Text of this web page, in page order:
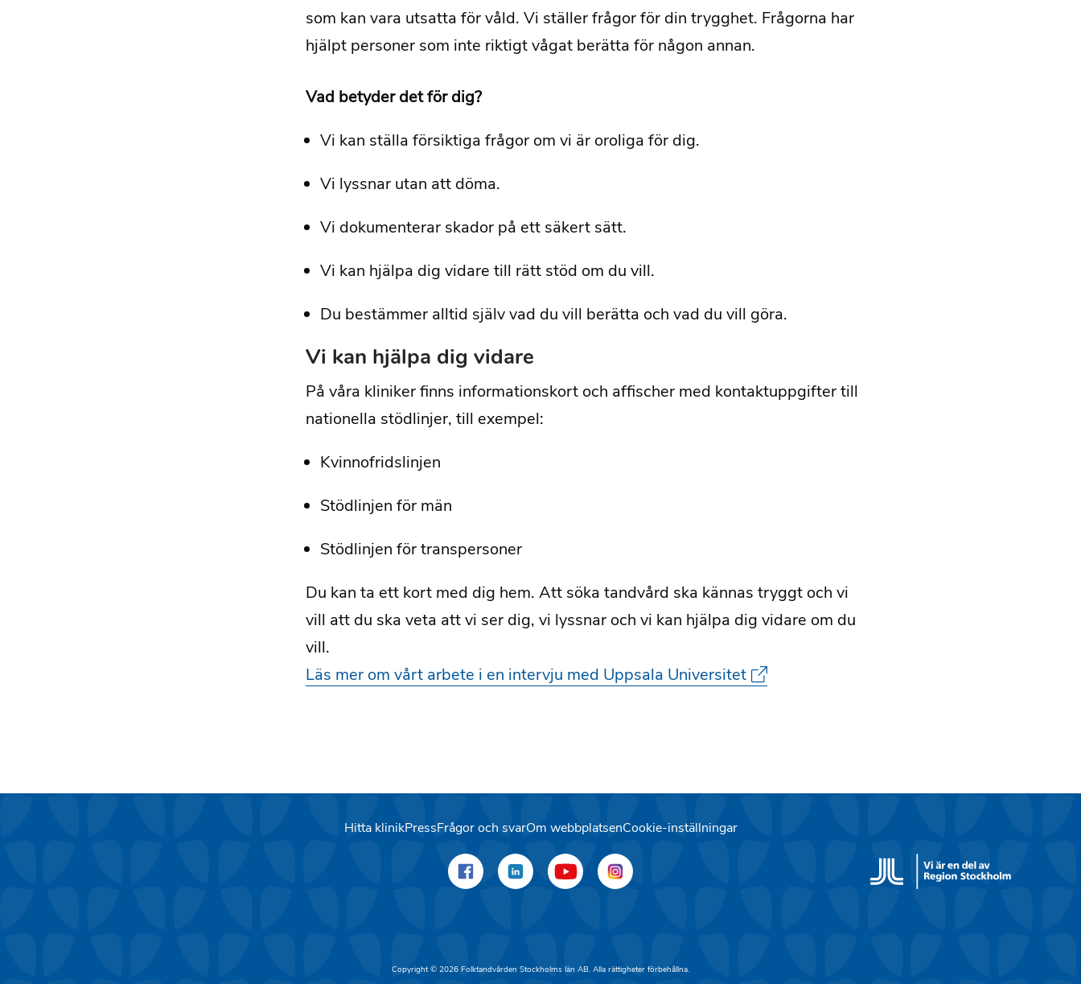
som kan vara utsatta för våld. Vi ställer frågor för din trygghet. Frågorna har
hjälpt personer som inte riktigt vågat berätta för någon annan.
Vad betyder det för dig?
Vi kan ställa försiktiga frågor om vi är oroliga för dig.
Vi lyssnar utan att döma.
Vi dokumenterar skador på ett säkert sätt.
Vi kan hjälpa dig vidare till rätt stöd om du vill.
Du bestämmer alltid själv vad du vill berätta och vad du vill göra.
Vi kan hjälpa dig vidare
På våra kliniker finns informationskort och affischer med kontaktuppgifter till
nationella stödlinjer, till exempel:
Kvinnofridslinjen
Stödlinjen för män
Stödlinjen för transpersoner
Du kan ta ett kort med dig hem. Att söka tandvård ska kännas tryggt och vi
vill att du ska veta att vi ser dig, vi lyssnar och vi kan hjälpa dig vidare om du
vill.
Läs mer om vårt arbete i en intervju med Uppsala Universitet
Hitta klinikPressFrågor och svarOm webbplatsenCookie-inställningar
Copyright © 2026 Folktandvården Stockholms län AB. Alla rättigheter förbehållna.